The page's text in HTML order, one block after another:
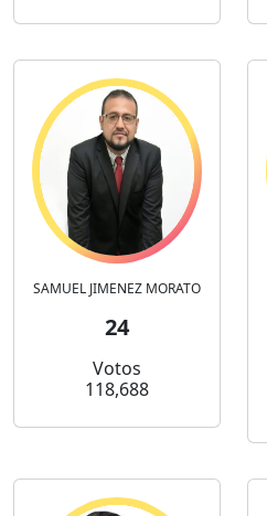
SAMUEL JIMENEZ MORATO
24
Votos
118,688